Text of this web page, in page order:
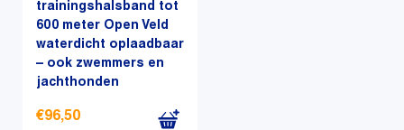
trainingshalsband tot
600 meter Open Veld
waterdicht oplaadbaar
– ook zwemmers en
jachthonden
€96,50